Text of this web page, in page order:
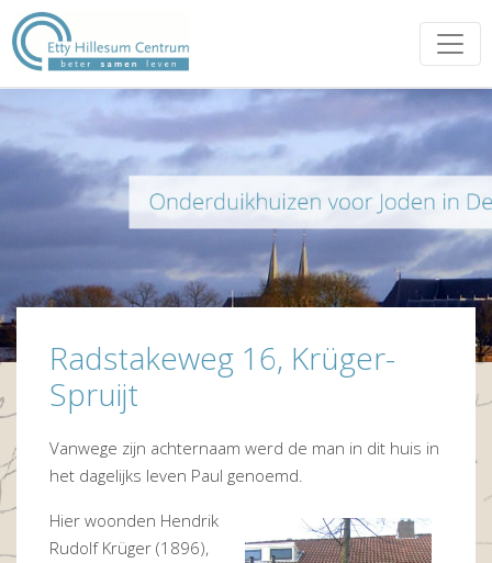
Radstakeweg 16, Krüger-
Spruijt
Vanwege zijn achternaam werd de man in dit huis in
het dagelijks leven Paul genoemd.
Hier woonden Hendrik
Rudolf Krüger (1896),